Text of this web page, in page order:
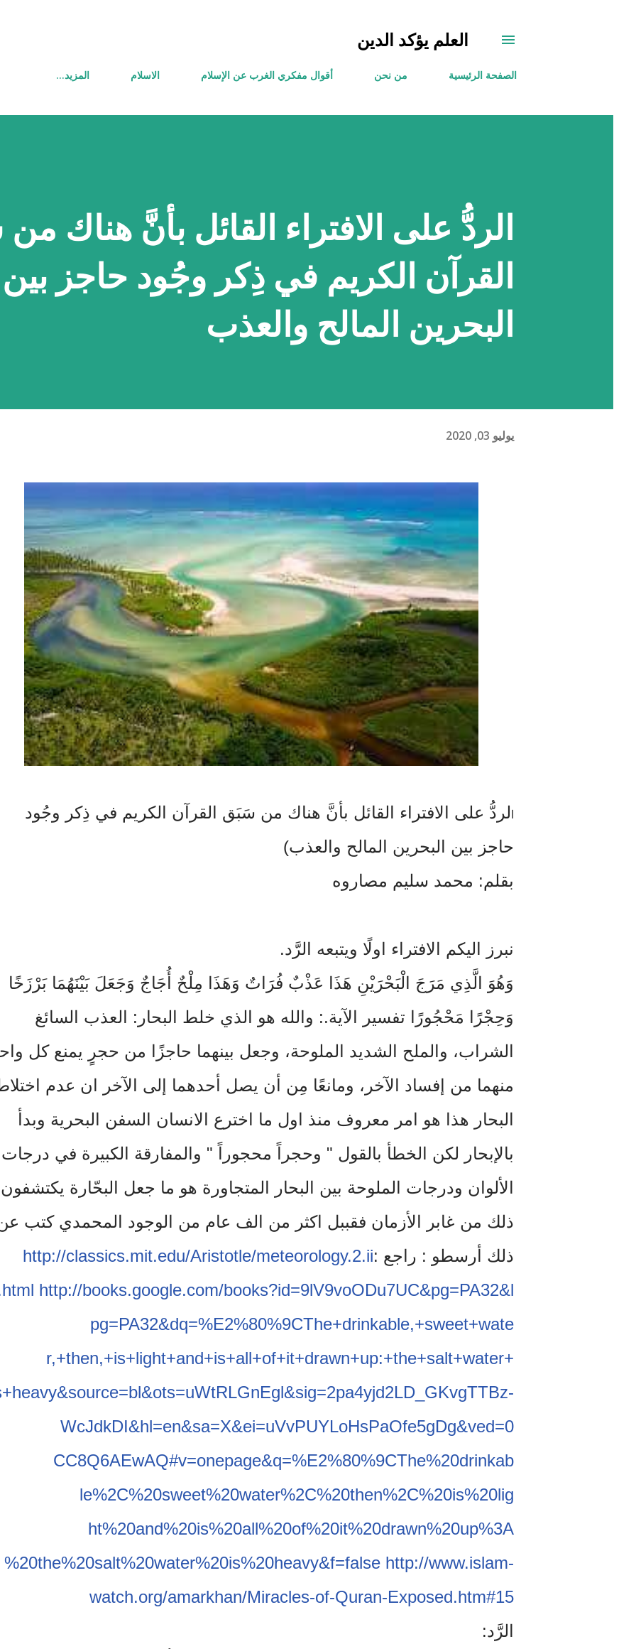
العلم يؤكد الدين
الصفحة الرئيسية من نحن أقوال مفكري الغرب عن الإسلام الاسلام ‏المزيد…
الردُّ على الافتراء القائل بأنَّ هناك
القرآن الكريم في ذِكر وجُود حاجز بين
البحرين المالح والعذب
يوليو 03, 2020
لردُّ على الافتراء القائل بأنَّ هناك من سَبَق القرآن الكريم في ذِكر وجُود
حاجز بين البحرين المالح والعذب)
بقلم: محمد سليم مصاروه
نبرز اليكم الافتراء اولًا ويتبعه الرَّد.
وَهُوَ الَّذِي مَرَجَ الْبَحْرَيْنِ هَذَا عَذْبٌ فُرَاتٌ وَهَذَا مِلْحٌ أُجَاجٌ وَجَعَلَ بَيْنَهُمَا بَرْزَخًا
وَحِجْرًا مَحْجُورًا تفسير الآية.: والله هو الذي خلط البحار: العذب السائغ
الشراب، والملح الشديد الملوحة، وجعل بينهما حاجزًا من حجرٍ يمنع كل
منهما من إفساد الآخر، ومانعًا مِن أن يصل أحدهما إلى الآخر ان عدم
البحار هذا هو امر معروف منذ اول ما اخترع الانسان السفن البحرية وبدأ
بالإبحار لكن الخطأ بالقول " وحجراً محجوراً " والمفارقة الكبيرة في درجات
الألوان ودرجات الملوحة بين البحار المتجاورة هو ما جعل البحّارة يكتشفون
ذلك من غابر الأزمان فقببل اكثر من الف عام من الوجود المحمدي كتب
ذلك أرسطو : راجع :
http://classics.mit.edu/Aristotle/meteorology.2.ii
http://books.google.com/books?id=9lV9voODu7UC&pg=PA32&l
pg=PA32&dq=%E2%80%9CThe+drinkable,+sweet+wate
r,+then,+is+light+and+is+all+of+it+drawn+up:+the+salt+water+
=bl&ots=uWtRLGnEgl&sig=2pa4yjd2LD_GKvgTTBz-
WcJdkDI&hl=en&sa=X&ei=uVvPUYLoHsPaOfe5gDg&ved=0
CC8Q6AEwAQ#v=onepage&q=%E2%80%9CThe%20drinkab
le%2C%20sweet%20water%2C%20then%2C%20is%20lig
ht%20and%20is%20all%20of%20it%20drawn%20up%3A
%20the%20salt%20water%20is%20heavy&f=false http://www.islam-
watch.org/amarkhan/Miracles-of-Quran-Exposed.htm#15
الرَّد: